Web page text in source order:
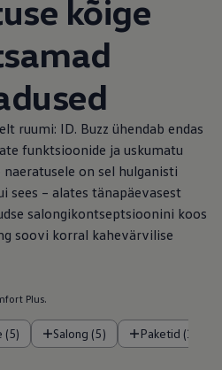
kõige
ruumi: ID. Buzz ühendab endas
funktsioonide ja uskumatu
on sel hulganisti
sees – alates tänapäevasest
salongikontseptsioonini koos
soovi korral kahevärvilise
Plus.
(5) Salong (5) Paketid (1)